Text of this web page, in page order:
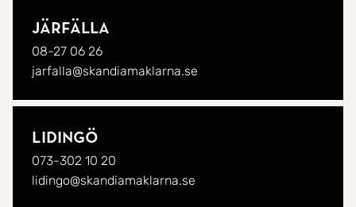
Järfälla
08-27 06 26
jarfalla@skandiamaklarna.se
Lidingö
073-302 10 20
lidingo@skandiamaklarna.se